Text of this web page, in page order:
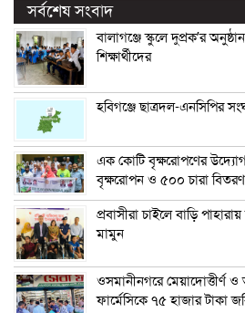
সর্বশেষ সংবাদ
বালাগঞ্জে স্কুলে দুপ্রক’র
শিক্ষার্থীদের
হবিগঞ্জে ছাত্রদল-এনসিপির
এক কোটি বৃক্ষরোপণের উদ্যোগ
বৃক্ষরোপন ও ৫০০ চারা বিতরণ
প্রবাসীরা চাইলে বাড়ি
মামুন
ওসমানীনগরে মেয়াদোত্তীর্ণ
ফার্মেসিকে ৭৫ হাজার টাকা